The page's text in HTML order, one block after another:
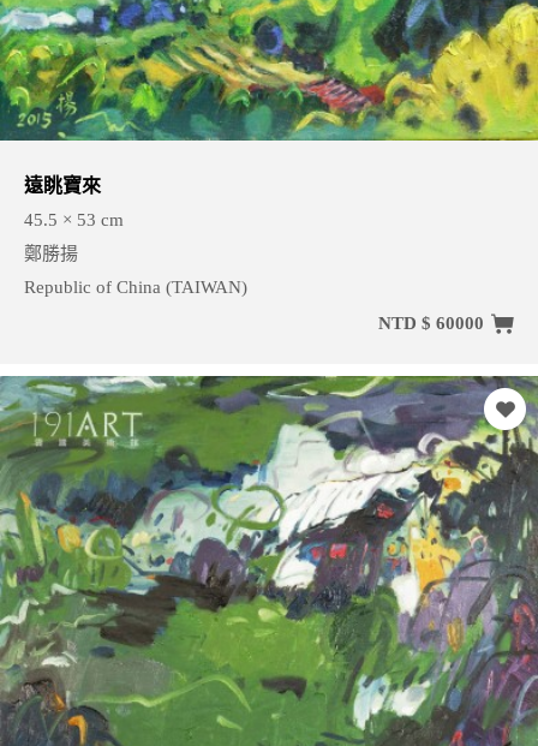
遠眺寶來
45.5 × 53 cm
鄭勝揚
Republic of China (TAIWAN)
NTD $ 60000